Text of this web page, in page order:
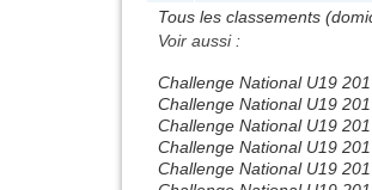
Tous les classements
Voir aussi :
Challenge National U19
Challenge National U19
Challenge National U19
Challenge National U19
Challenge National U19